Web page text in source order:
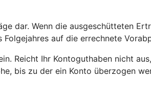
dar. Wenn die ausgeschütteten
auf die errechnete
Reicht Ihr Kontoguthaben nicht
bis zu der ein Konto überzogen